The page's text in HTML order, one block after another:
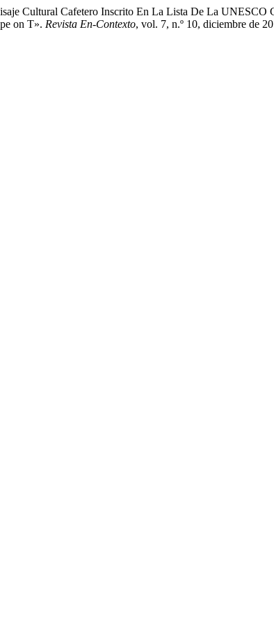
Cultural Cafetero Inscrito En La Lista De La
on T». Revista En-Contexto, vol. 7, n.º 10, diciembre de